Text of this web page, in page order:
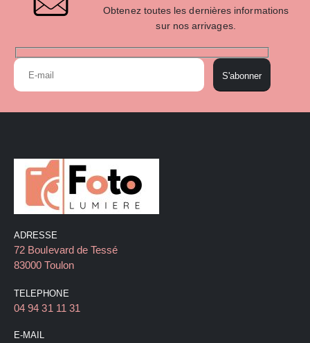
Obtenez toutes les dernières informations
sur nos arrivages.
S'abonner
ADRESSE
72 Boulevard de Tessé
83000 Toulon
TELEPHONE
04 94 31 11 31
E-MAIL